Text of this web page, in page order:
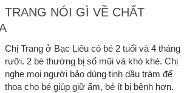
NÓI GÌ VỀ CHẤT
Chị Trang ở Bạc Liêu có bé 2 tuổi và 4 tháng
rưỡi. 2 bé thường bị sổ mũi và khò khè. Chị
nghe mọi người bảo dùng tinh dầu tràm để
thoa cho bé giúp giữ ấm, bé ít bị bệnh hơn.